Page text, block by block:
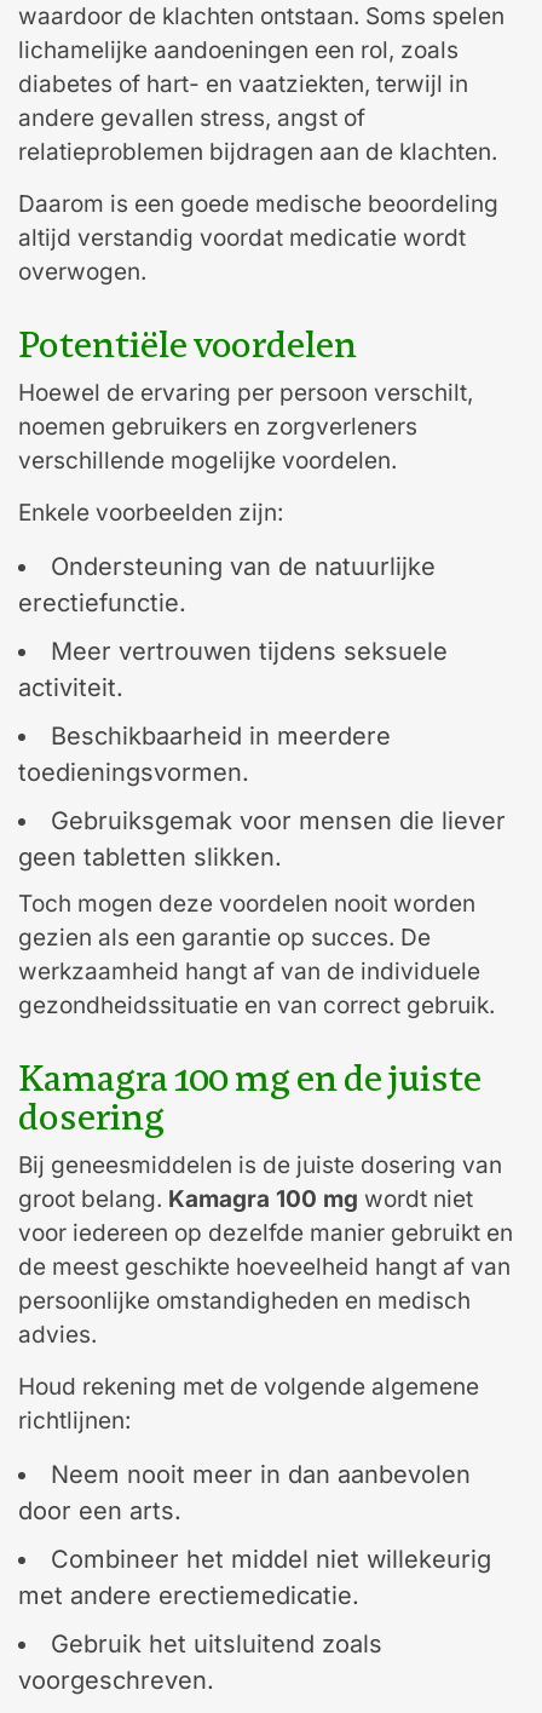
waardoor de klachten ontstaan. Soms spelen
lichamelijke aandoeningen een rol, zoals
diabetes of hart- en vaatziekten, terwijl in
andere gevallen stress, angst of
relatieproblemen bijdragen aan de klachten.
Daarom is een goede medische beoordeling
altijd verstandig voordat medicatie wordt
overwogen.
Potentiële voordelen
Hoewel de ervaring per persoon verschilt,
noemen gebruikers en zorgverleners
verschillende mogelijke voordelen.
Enkele voorbeelden zijn:
Ondersteuning van de natuurlijke
erectiefunctie.
Meer vertrouwen tijdens seksuele
activiteit.
Beschikbaarheid in meerdere
toedieningsvormen.
Gebruiksgemak voor mensen die liever
geen tabletten slikken.
Toch mogen deze voordelen nooit worden
gezien als een garantie op succes. De
werkzaamheid hangt af van de individuele
gezondheidssituatie en van correct gebruik.
Kamagra 100 mg en de juiste
dosering
Bij geneesmiddelen is de juiste dosering van
groot belang. Kamagra 100 mg wordt niet
voor iedereen op dezelfde manier gebruikt en
de meest geschikte hoeveelheid hangt af van
persoonlijke omstandigheden en medisch
advies.
Houd rekening met de volgende algemene
richtlijnen:
Neem nooit meer in dan aanbevolen
door een arts.
Combineer het middel niet willekeurig
met andere erectiemedicatie.
Gebruik het uitsluitend zoals
voorgeschreven.